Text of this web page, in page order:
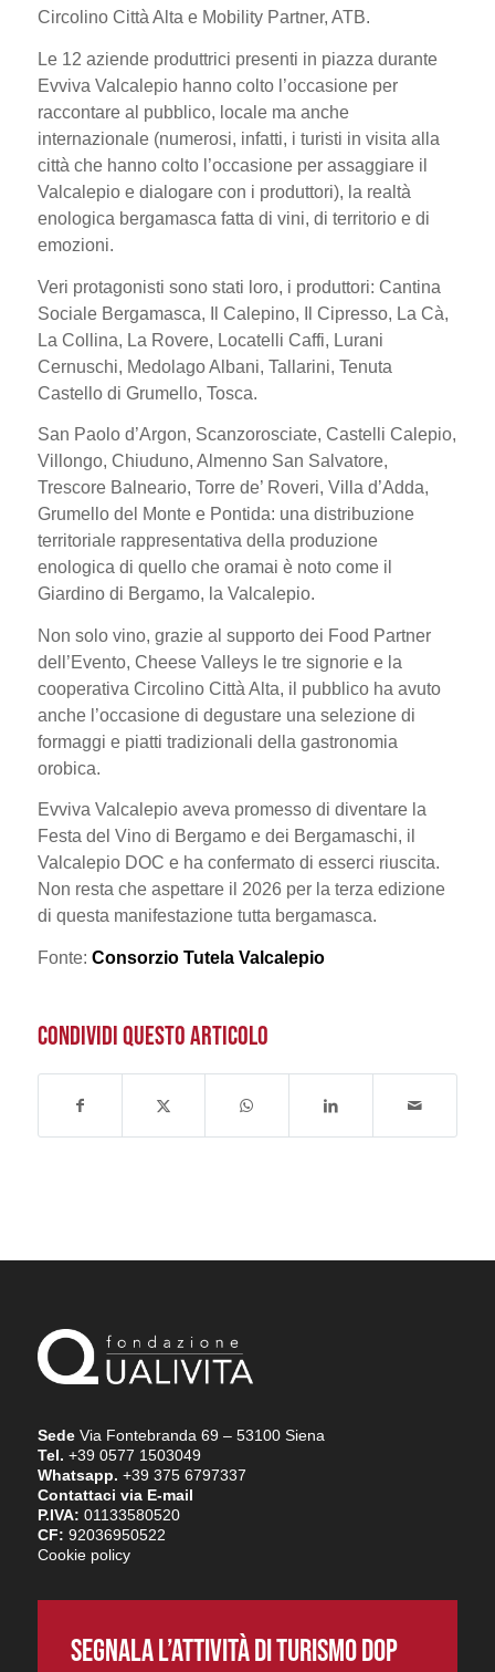
Circolino Città Alta e Mobility Partner, ATB.
Le 12 aziende produttrici presenti in piazza durante
Evviva Valcalepio hanno colto l’occasione per
raccontare al pubblico, locale ma anche
internazionale (numerosi, infatti, i turisti in visita alla
città che hanno colto l’occasione per assaggiare il
Valcalepio e dialogare con i produttori), la realtà
enologica bergamasca fatta di vini, di territorio e di
emozioni.
Veri protagonisti sono stati loro, i produttori: Cantina
Sociale Bergamasca, Il Calepino, Il Cipresso, La Cà,
La Collina, La Rovere, Locatelli Caffi, Lurani
Cernuschi, Medolago Albani, Tallarini, Tenuta
Castello di Grumello, Tosca.
San Paolo d’Argon, Scanzorosciate, Castelli Calepio,
Villongo, Chiuduno, Almenno San Salvatore,
Trescore Balneario, Torre de’ Roveri, Villa d’Adda,
Grumello del Monte e Pontida: una distribuzione
territoriale rappresentativa della produzione
enologica di quello che oramai è noto come il
Giardino di Bergamo, la Valcalepio.
Non solo vino, grazie al supporto dei Food Partner
dell’Evento, Cheese Valleys le tre signorie e la
cooperativa Circolino Città Alta, il pubblico ha avuto
anche l’occasione di degustare una selezione di
formaggi e piatti tradizionali della gastronomia
orobica.
Evviva Valcalepio aveva promesso di diventare la
Festa del Vino di Bergamo e dei Bergamaschi, il
Valcalepio DOC e ha confermato di esserci riuscita.
Non resta che aspettare il 2026 per la terza edizione
di questa manifestazione tutta bergamasca.
Fonte: Consorzio Tutela Valcalepio
CONDIVIDI QUESTO ARTICOLO
SedeVia Fontebranda 69 – 53100 Siena
Tel. +39 0577 1503049
Whatsapp. +39 375 6797337
Contattaci via E-mail
P.IVA: 01133580520
CF: 92036950522
Cookie policy
SEGNALA L’ATTIVITÀ DI TURISMO DOP